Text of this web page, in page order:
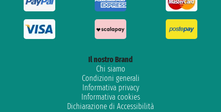
Il nostro Brand
Chi siamo
Condizioni generali
Informativa privacy
Informativa cookies
Dichiarazione di Accessibilità